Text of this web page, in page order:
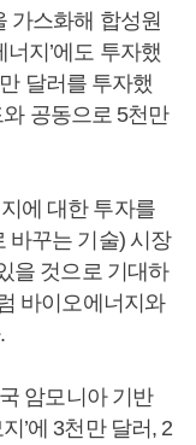
가스화해 합성원
지’에도 투자했
달러를 투자했
공동으로 5천만
에 대한 투자를
바꾸는 기술) 시장
을 것으로 기대하
바이오에너지와
암모니아 기반
’에 3천만 달러, 2